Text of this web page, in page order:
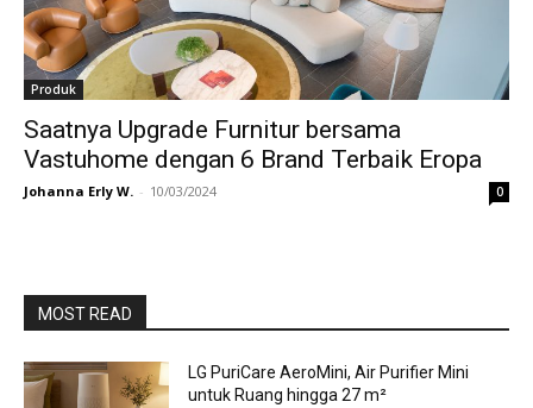
Produk
Saatnya Upgrade Furnitur bersama
Vastuhome dengan 6 Brand Terbaik Eropa
Johanna Erly W. - 10/03/2024 0
MOST READ
LG PuriCare AeroMini, Air Purifier Mini
untuk Ruang hingga 27 m²